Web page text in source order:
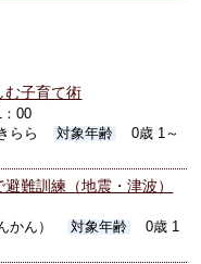
む子育て術
00
らら 対象年齢
0歳 1～
難訓練（地震・津波）
かん） 対象年齢
0歳 1